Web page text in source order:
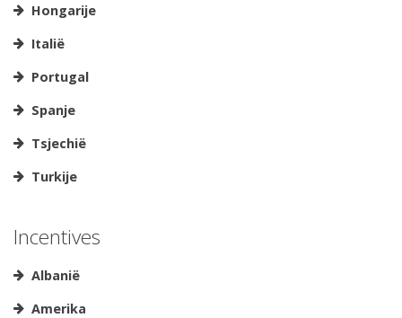
Hongarije
Italië
Portugal
Spanje
Tsjechië
Turkije
Incentives
Albanië
Amerika